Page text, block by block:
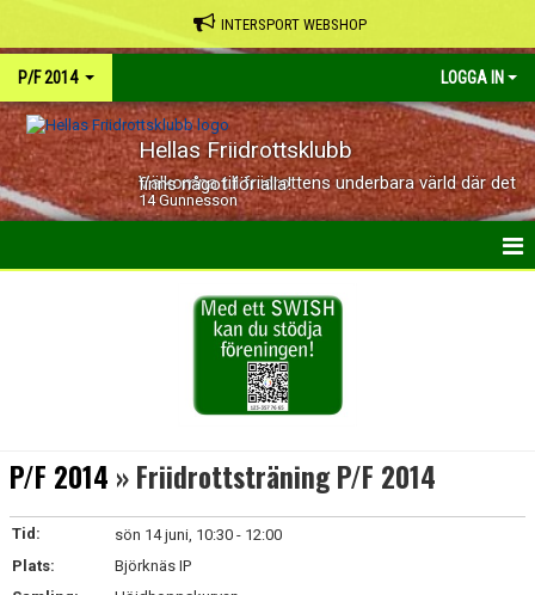
INTERSPORT WEBSHOP
P/F 2014 LOGGA IN
Hellas Friidrottsklubb
Välkomna till friidrottens underbara värld där det finns något för alla!
14 Gunnesson
P/F 2014 » Friidrottsträning P/F 2014
Tid:
sön 14 juni, 10:30 - 12:00
Plats:
Björknäs IP